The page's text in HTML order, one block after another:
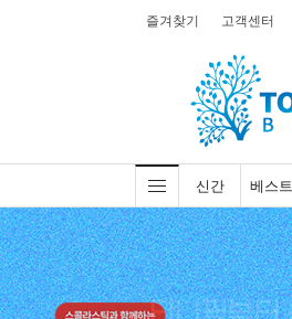
즐겨찾기 고객센터
신간 베스트